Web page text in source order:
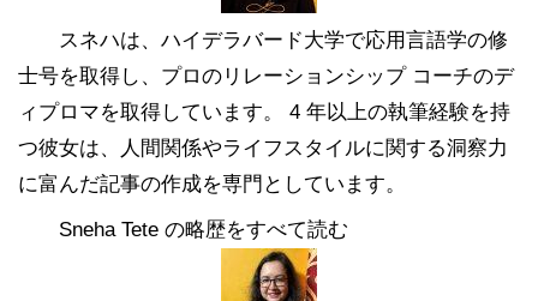
スネハは、ハイデラバード大学で応用言語学の修
士号を取得し、プロのリレーションシップ コーチのデ
ィプロマを取得しています。 4 年以上の執筆経験を持
つ彼女は、人間関係やライフスタイルに関する洞察力
に富んだ記事の作成を専門としています。
Sneha Tete の略歴をすべて読む